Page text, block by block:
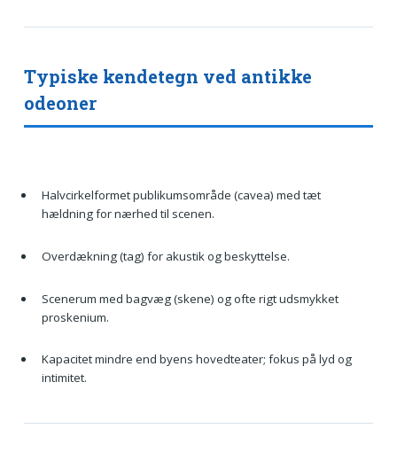
Typiske kendetegn ved antikke
odeoner
Halvcirkelformet publikumsområde (cavea) med tæt
hældning for nærhed til scenen.
Overdækning (tag) for akustik og beskyttelse.
Scenerum med bagvæg (skene) og ofte rigt udsmykket
proskenium.
Kapacitet mindre end byens hovedteater; fokus på lyd og
intimitet.